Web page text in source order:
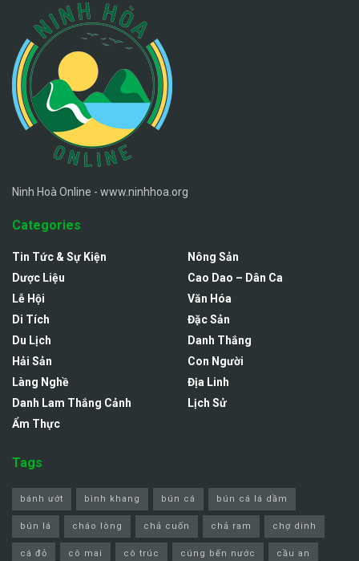
Ninh Hoà Online - www.ninhhoa.org
Categories
Tin Tức & Sự Kiện
Dược Liệu
Lễ Hội
Di Tích
Du Lịch
Hải Sản
Làng Nghề
Danh Lam Thắng Cảnh
Ẩm Thực
Nông Sản
Cao Dao – Dân Ca
Văn Hóa
Đặc Sản
Danh Thắng
Con Người
Địa Linh
Lịch Sử
Tags
bánh ướt bình khang bún cá bún cá lá dầm
bún lá cháo lòng chả cuốn chả ram chợ dinh
cá đỏ cô mai cô trúc cúng bến nước cầu an